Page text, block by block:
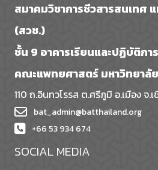
สมาคมวิชาการชีวสารสนเทศ
(สวช.)
ชั้น 9 อาคารเรียนและปฏิบัติกา
คณะแพทยศาสตร์ มหาวิทยาลั
110 ถ.อินทวโรรส ต.ศรีภูมิ อ.เมือง จ.
bat_admin@batthailand.org
+66 53 934 674
SOCIAL MEDIA